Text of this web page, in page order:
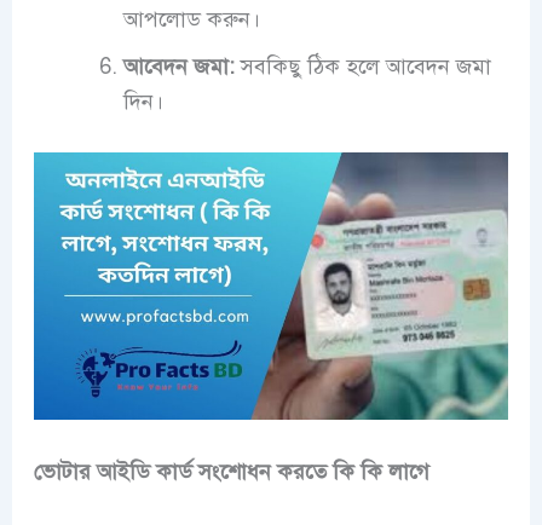
আপলোড করুন।
আবেদন জমা:সবকিছু ঠিক হলে আবেদন জমা
দিন।
ভোটার আইডি কার্ড সংশোধন করতে কি কি লাগে